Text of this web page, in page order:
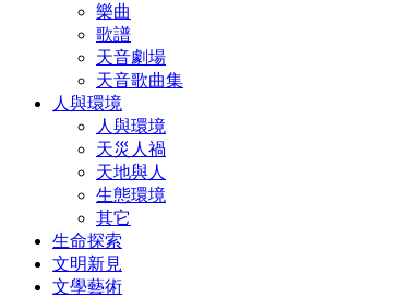
樂曲
歌譜
天音劇場
天音歌曲集
人與環境
人與環境
天災人禍
天地與人
生態環境
其它
生命探索
文明新見
文學藝術